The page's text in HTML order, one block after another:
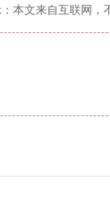
本文来自互联网，